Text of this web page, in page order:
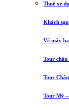
Thuê xe
Khách sạn
Vé máy
Tour châu
Tour
Tour Mỹ